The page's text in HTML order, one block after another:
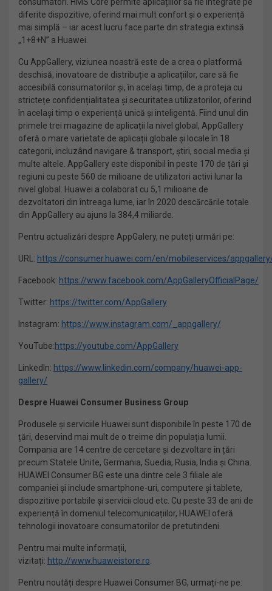
diferite dispozitive, oferind mai mult confort și o experiență
mai simplă – iar acest lucru face parte din strategia extinsă
„1+8+N” a Huawei.
Cu AppGallery, viziunea noastră este de a crea o platformă
deschisă, inovatoare de distribuție a aplicațiilor, care să fie
accesibilă consumatorilor și, în același timp, de a proteja cu
strictețe confidențialitatea și securitatea utilizatorilor, oferind
în același timp o experiență unică și inteligentă. Fiind unul din
primele trei magazine de aplicații la nivel global, AppGallery
oferă o mare varietate de aplicații globale și locale în 18
categorii, incluzând navigare & transport, știri, social media și
multe altele. AppGallery este disponibil în peste 170 de țări și
regiuni cu peste 560 de milioane de utilizatori activi lunar la
nivel global. Huawei a colaborat cu 5,1 milioane de
dezvoltatori din întreaga lume, iar în 2020 descărcările totale
din AppGallery au ajuns la 384,4 miliarde.
Pentru actualizări despre AppGalery, ne puteți urmări pe:
URL: https://consumer.huawei.com/en/mobileservices/
Facebook: https://www.facebook.com/AppGalleryOfficialPage/
Twitter: https://twitter.com/AppGallery
Instagram: https://www.instagram.com/_appgallery/
YouTube:https://youtube.com/AppGallery
LinkedIn: https://www.linkedin.com/company/huawei-app-
gallery/
Despre Huawei Consumer Business Group
Produsele și serviciile Huawei sunt disponibile în peste 170 de
țări, deservind mai mult de o treime din populația lumii.
Compania are 14 centre de cercetare și dezvoltare în țări
precum Statele Unite, Germania, Suedia, Rusia, India și China.
HUAWEI Consumer BG este una dintre cele 3 filiale ale
companiei și include smartphone-uri, computere și tablete,
dispozitive portabile și servicii cloud etc. Cu peste 33 de ani de
experiență în domeniul telecomunicațiilor, HUAWEI oferă
tehnologii inovatoare consumatorilor de pretutindeni.
Pentru mai multe informații,
vizitați: http://www.huaweistore.ro
Pentru noutăți despre Huawei Consumer BG, urmați-ne pe: